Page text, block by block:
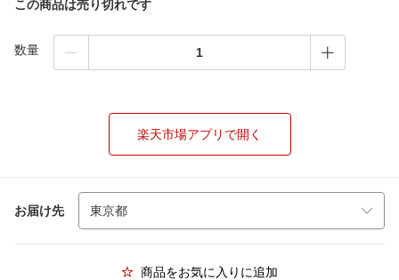
この商品は売り切れです
数量
楽天市場アプリで開く
お届け先
商品をお気に入りに追加